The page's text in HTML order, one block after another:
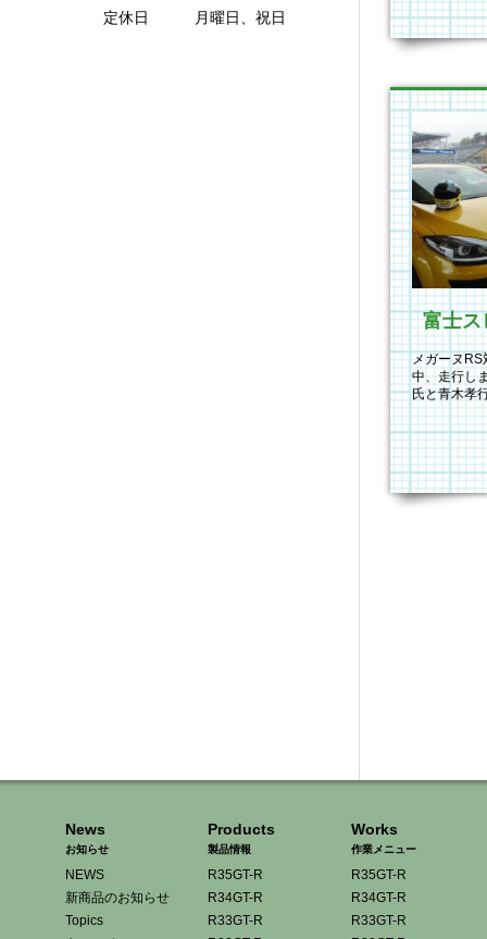
富士ス
メガーヌRS
中、走行し
氏と青木孝
イギリス
定休日 月曜日、祝日
News
お知らせ
NEWS
新商品のお知らせ
Topics
Products
製品情報
R35GT-R
R34GT-R
R33GT-R
Works
作業メニュー
R35GT-R
R34GT-R
R33GT-R